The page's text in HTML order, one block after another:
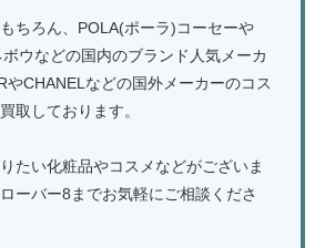
ちろん、POLA(ポーラ)コーセーや
ウなどの国内のブランド人気メーカ
やCHANELなどの国外メーカーのコス
取しております。
たい化粧品やコスメなどがございま
ーバー8までお気軽にご相談くださ